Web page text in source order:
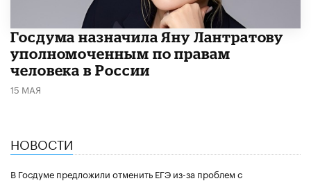
Госдума назначила Яну Лантратову
уполномоченным по правам
человека в России
15 МАЯ
НОВОСТИ
В Госдуме предложили отменить ЕГЭ из-за проблем с